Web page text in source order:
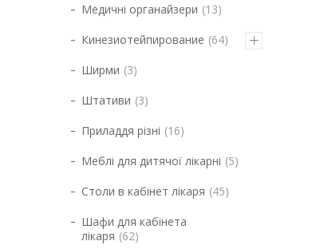
Медичні органайзери 13
Кинезиотейпирование 64
Ширми 3
Штативи 3
Приладдя різні 16
Меблі для дитячої лікарні 5
Столи в кабінет лікаря 45
Шафи для кабінета
лікаря 62